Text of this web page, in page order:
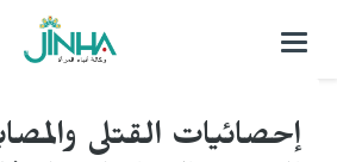
التحكم
إحصائيات القتلى